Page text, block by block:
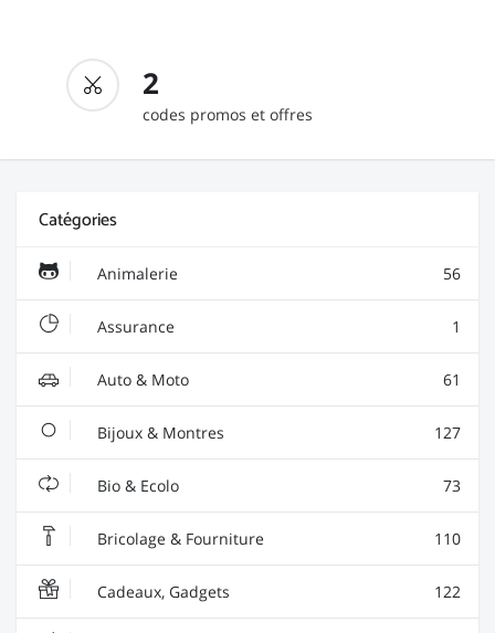
2
codes promos et offres
Catégories
Animalerie 56
Assurance 1
Auto & Moto 61
Bijoux & Montres 127
Bio & Ecolo 73
Bricolage & Fourniture 110
Cadeaux, Gadgets 122